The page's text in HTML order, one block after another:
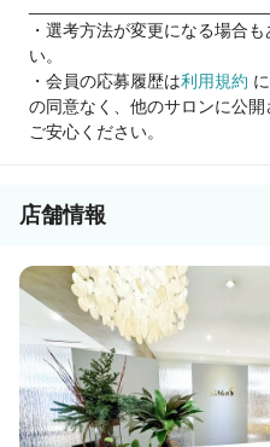
・選考方法が変更になる場合
い。
・会員の応募履歴は利用規約
の同意なく、他のサロンに公開
ご安心ください。
店舗情報